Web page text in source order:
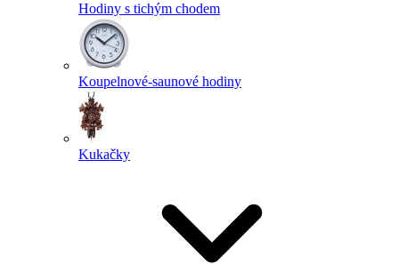
Hodiny s tichým chodem
Koupelnové-saunové hodiny
Kukačky